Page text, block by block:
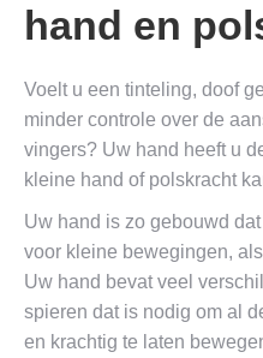
hand en
Voelt u een tinteling, doof
minder controle over de
vingers? Uw hand heeft u
kleine hand of polskracht
Uw hand is zo gebouwd
voor kleine bewegingen,
Uw hand bevat veel
spieren dat is nodig om al
en krachtig te laten